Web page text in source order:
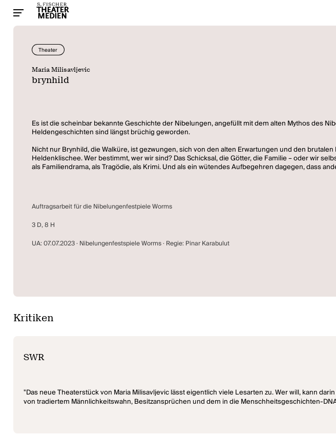
Theater
Maria Milisavljevic
brynhild
Es ist die scheinbar bekannte Geschichte der Nibelungen, angefüllt mit dem alten Mythos des
Heldengeschichten sind längst brüchig geworden.
Nicht nur Brynhild, die Walküre, ist gezwungen, sich von den alten Erwartungen und den
Heldenklischee. Wer bestimmt, wer wir sind? Das Schicksal, die Götter, die Familie – oder wir
als Familiendrama, als Tragödie, als Krimi. Und als ein wütendes Aufbegehren dagegen, dass
Auftragsarbeit für die Nibelungenfestpiele Worms
3 D, 8 H
UA: 07.07.2023 · Nibelungenfestspiele Worms · Regie: Pinar Karabulut
Kritiken
SWR
"Das neue Theaterstück von Maria Milisavljevic lässt eigentlich viele Lesarten zu. Wer will, kann
von tradiertem Männlichkeitswahn, Besitzansprüchen und dem in die Menschheitsgeschichten-